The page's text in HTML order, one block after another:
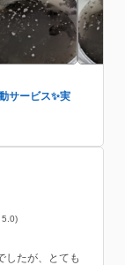
サービス✨実
5.0
したが、とても